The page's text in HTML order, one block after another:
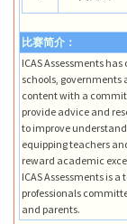
比赛简介：
ICAS Assessments
schools, governments
content with a
provide advice and
to improve
equipping teachers
reward academic
ICAS Assessments is
professionals
and parents.